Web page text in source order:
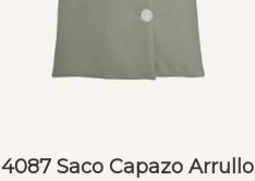
4087 Saco Capazo Arrullo